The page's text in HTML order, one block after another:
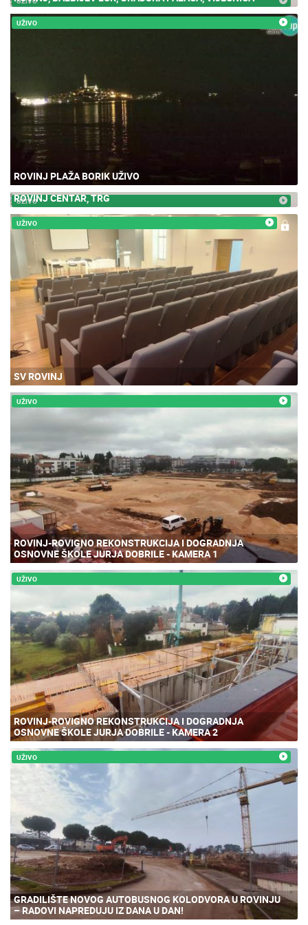
UŽIVO
ROVINJ PLAŽA BORIK UŽIVO
UŽIVO
ROVINJ CENTAR, TRG
UŽIVO
SV ROVINJ
UŽIVO
ROVINJ-ROVIGNO REKONSTRUKCIJA I DOGRADNJA
OSNOVNE ŠKOLE JURJA DOBRILE - KAMERA 1
UŽIVO
ROVINJ-ROVIGNO REKONSTRUKCIJA I DOGRADNJA
OSNOVNE ŠKOLE JURJA DOBRILE - KAMERA 2
UŽIVO
GRADILIŠTE NOVOG AUTOBUSNOG KOLODVORA U ROVINJU
– RADOVI NAPREDUJU IZ DANA U DAN!